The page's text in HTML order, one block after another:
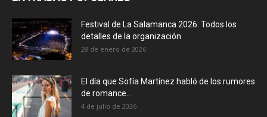
Festival de La Salamanca 2026: Todos los
detalles de la organización
28 de enero de 2026
El día que Sofía Martínez habló de los rumores
de romance...
4 de julio de 2026